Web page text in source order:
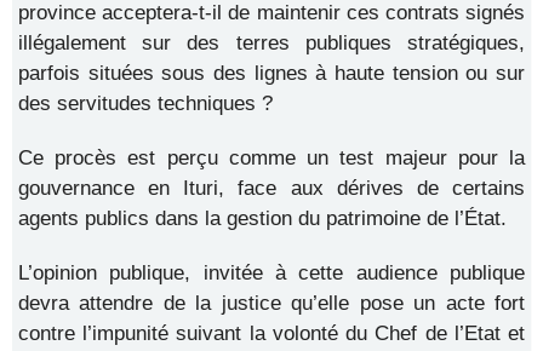
province acceptera-t-il de maintenir ces contrats signés
illégalement sur des terres publiques stratégiques,
parfois situées sous des lignes à haute tension ou sur
des servitudes techniques ?
Ce procès est perçu comme un test majeur pour la
gouvernance en Ituri, face aux dérives de certains
agents publics dans la gestion du patrimoine de l’État.
L’opinion publique, invitée à cette audience publique
devra attendre de la justice qu’elle pose un acte fort
contre l’impunité suivant la volonté du Chef de l’Etat et